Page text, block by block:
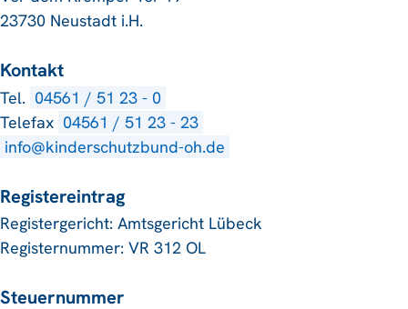
23730 Neustadt i.H.
Kontakt
Tel. 04561 / 51 23 - 0
Telefax 04561 / 51 23 - 23
info@kinderschutzbund-oh.de
Registereintrag
Registergericht: Amtsgericht Lübeck
Registernummer: VR 312 OL
Steuernummer